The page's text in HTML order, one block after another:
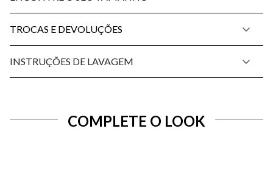
TROCAS E DEVOLUÇÕES
INSTRUÇÕES DE LAVAGEM
COMPLETE O LOOK